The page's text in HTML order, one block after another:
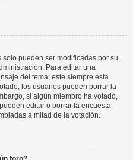
pueden ser modificadas por su
Para editar una
del tema; este siempre esta
los usuarios pueden borrar la
si algún miembro ha votado,
editar o borrar la encuesta.
a mitad de la votación.